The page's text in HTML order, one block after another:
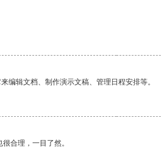
编辑文档、制作演示文稿、管理日程安排等。
合理，一目了然。